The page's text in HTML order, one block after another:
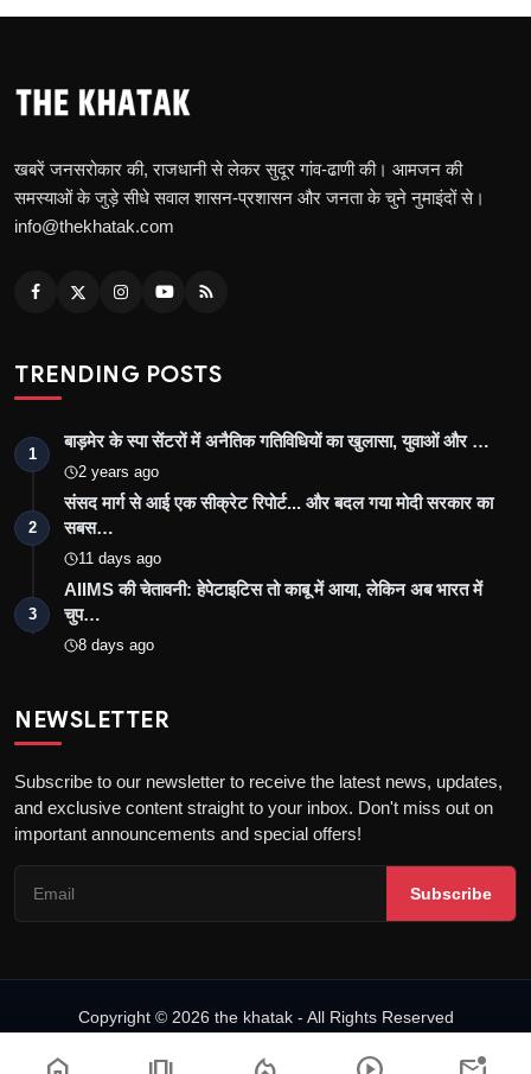
खबरें जनसरोकार की, राजधानी से लेकर सुदूर गांव-ढाणी की। आमजन की
समस्याओं के जुड़े सीधे सवाल शासन-प्रशासन और जनता के चुने नुमाइंदों से।
info@thekhatak.com
TRENDING POSTS
1
बाड़मेर के स्पा सेंटरों में अनैतिक गतिविधियों का खुलासा, युवाओं और …
2 years ago
2
संसद मार्ग से आई एक सीक्रेट रिपोर्ट... और बदल गया मोदी सरकार का
सबस…
11 days ago
3
AIIMS की चेतावनी: हेपेटाइटिस तो काबू में आया, लेकिन अब भारत में
चुप…
8 days ago
NEWSLETTER
Subscribe to our newsletter to receive the latest news, updates,
and exclusive content straight to your inbox. Don't miss out on
important announcements and special offers!
Subscribe
Copyright © 2026 the khatak - All Rights Reserved
Fact-Checking Policy